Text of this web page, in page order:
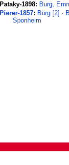
Pataky-1898: Burg,
Pierer-1857: Bürg [2] ·
Sponheim